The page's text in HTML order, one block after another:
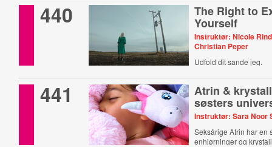
440 The Right to
Yourself
Instruktør: Nicole
Christian Peper
Udfold dit sande jeg.
441 Atrin &
søsters
Instruktør: Sara Noor
Seksårige Atrin har en
enhjørninger og